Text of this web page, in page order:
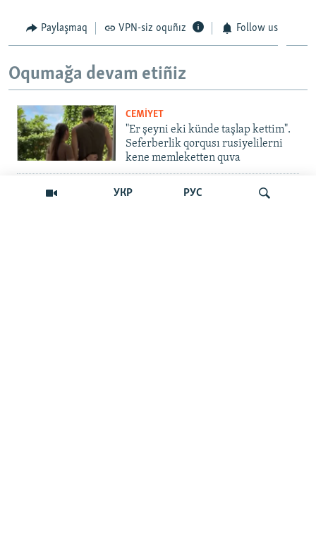
УКР РУС
Paylaşmaq VPN-siz oquñız Follow us
Oqumağa devam etiñiz
CEMİYET
"Er şeyni eki künde taşlap kettim".
Seferberlik qorqusı rusiyelilerni
kene memleketten quva
İNSAN AQLARI